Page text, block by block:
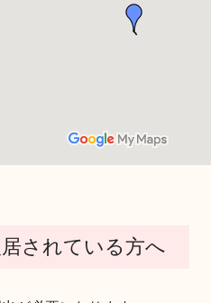
されている方へ